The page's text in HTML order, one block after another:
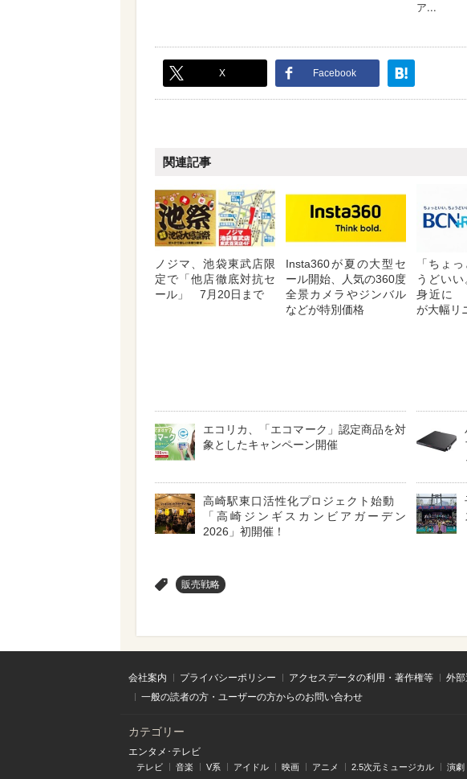
X Facebook
関連記事
ノジマ、池袋東武店限
定で「他店徹底対抗セ
ール」 7月20日まで
Insta360が夏の大型セ
ール開始、人気の360度
全景カメラやジンバル
などが特別価格
「ちょ
うどい
身近に
が大幅リ
エコリカ、「エコマーク」認定商品を対
象としたキャンペーン開催
高崎駅東口活性化プロジェクト始動
「高崎ジンギスカンビアガーデン
2026」初開催！
販売戦略
会社案内 プライバシーポリシー アクセスデータの利用・著作権等 外
一般の読者の方・ユーザーの方からのお問い合わせ
カテゴリー
エンタメ･テレビ
テレビ 音楽 V系 アイドル 映画 アニメ 2.5次元ミュージカル 演劇